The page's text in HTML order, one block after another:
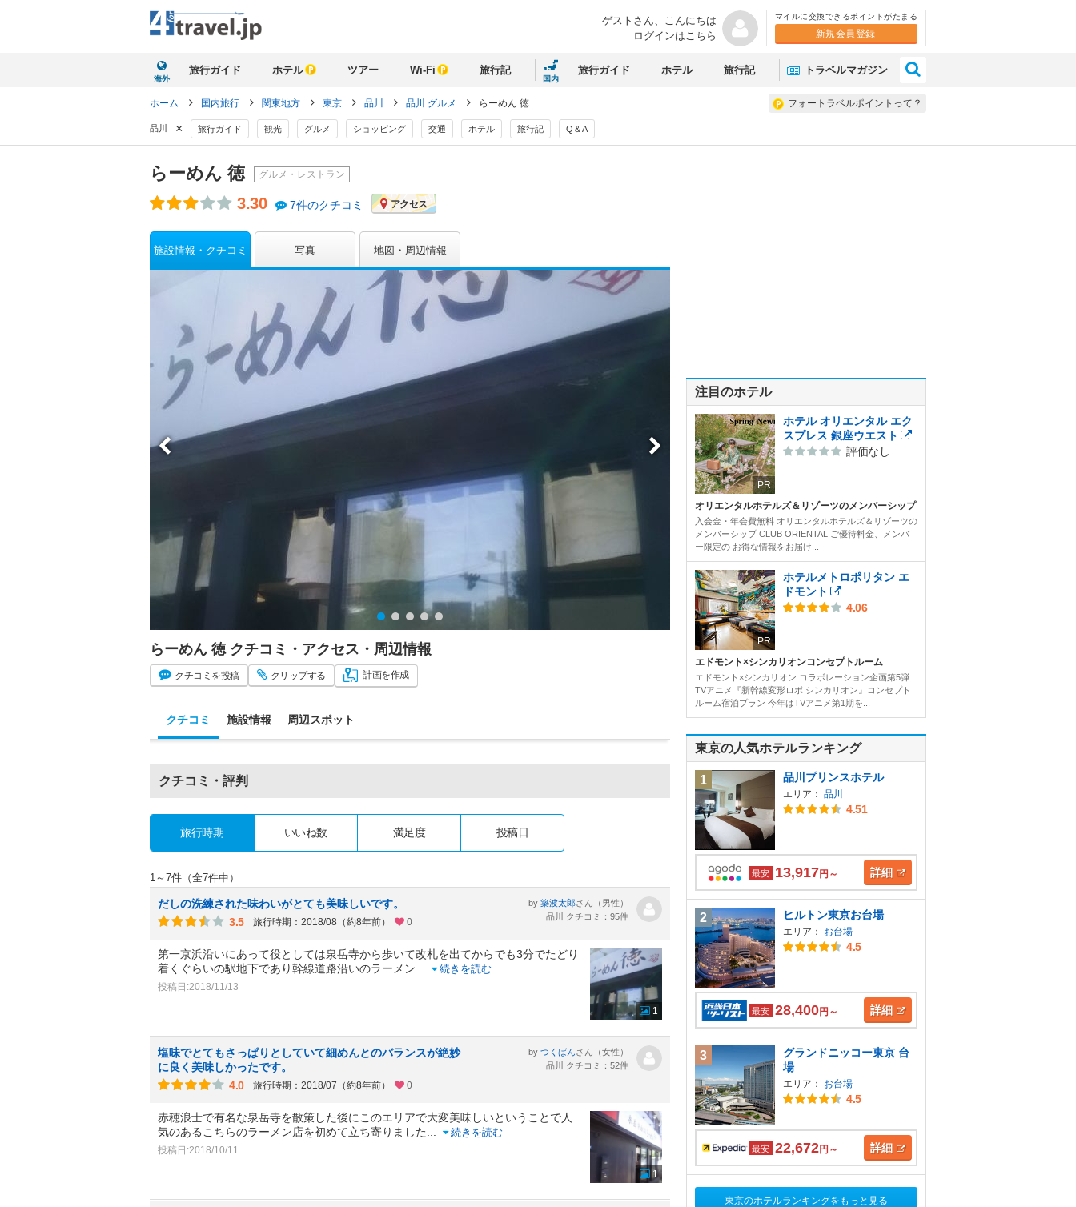
ゲストさん、 こんにちは
ログインはこちら
マイルに交換できるポイントがたまる
新規会員登録
海外
旅行ガイド ホテル ツアー Wi-Fi 旅行記
国内
旅行ガイド ホテル 旅行記 トラベルマガジン
フォートラベルポイントって？
ホーム 国内旅行 関東地方 東京 品川 品川 グルメ らーめん 徳
品川 × 旅行ガイド 観光 グルメ ショッピング 交通 ホテル 旅行記 Q＆A
らーめん 徳 グルメ・レストラン
3.30 7件のクチコミ アクセス
施設情報・クチコミ 写真 地図・周辺情報
らーめん 徳 クチコミ・アクセス・周辺情報
クチコミ を投稿 クリップする 計画を作成
クチコミ 施設情報 周辺スポット
クチコミ・評判
旅行時期 いいね数 満足度 投稿日
1～7件（全7件中）
だしの洗練された味わいがとても美味しいです。
3.5
旅行時期：2018/08（約8年前） 0
by 築波太郎さん（男性）
品川 クチコミ：95件
第一京浜沿いにあって役としては泉岳寺から歩いて改札を出てからでも3分でたどり
着くぐらいの駅地下であり幹線道路沿いのラーメン
続きを読む
投稿日:2018/11/13
1
塩味でとてもさっぱりとしていて細めんとのバランスが絶妙
に良く美味しかったです。
4.0
旅行時期：2018/07（約8年前） 0
by つくばんさん（女性）
品川 クチコミ：52件
赤穂浪士で有名な泉岳寺を散策した後にこのエリアで大変美味しいということで人
気のあるこちらのラーメン店を初めて立ち寄りました
続きを読む
投稿日:2018/10/11
1
注目のホテル
PR
ホテル オリエンタル エク
スプレス 銀座ウエスト
評価なし
オリエンタルホテルズ＆リゾーツのメンバーシップ
入会金・年会費無料 オリエンタルホテルズ＆リゾーツの
メンバーシップ CLUB ORIENTAL ご優待料金、メンバ
ー限定の お得な情報をお届け...
PR
ホテルメトロポリタン エ
ドモント
4.06
エドモント×シンカリオンコンセプトルーム
エドモント×シンカリオン コラボレーション企画第5弾
TVアニメ『新幹線変形ロボ シンカリオン』コンセプト
ルーム宿泊プラン 今年はTVアニメ第1期を...
東京の人気ホテルランキング
1 品川プリンスホテル
エリア： 品川
4.51
最安 13,917円～ 詳細
2 ヒルトン東京お台場
エリア： お台場
4.5
最安 28,400円～ 詳細
3
グランドニッコー東京 台
場
エリア： お台場
4.5
最安 22,672円～ 詳細
東京のホテルランキングをもっと見る